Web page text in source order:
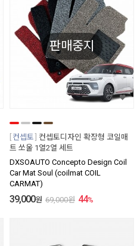
판매중지
컨셉토
컨셉토디자인 확장형 코일매
트 쏘울 1열2열 세트
DXSOAUTO Concepto Design Coil
Car Mat Soul (coilmat COIL
CARMAT)
39,000원 69,000원 44%